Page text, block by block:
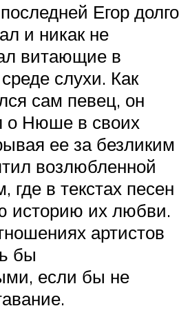
Егор долго
и никак не
витающие в
слухи. Как
сам певец, он
о Нюше в своих
ее за безликим
возлюбленной
где в текстах песен
историю их любви.
артистов
бы
если бы не